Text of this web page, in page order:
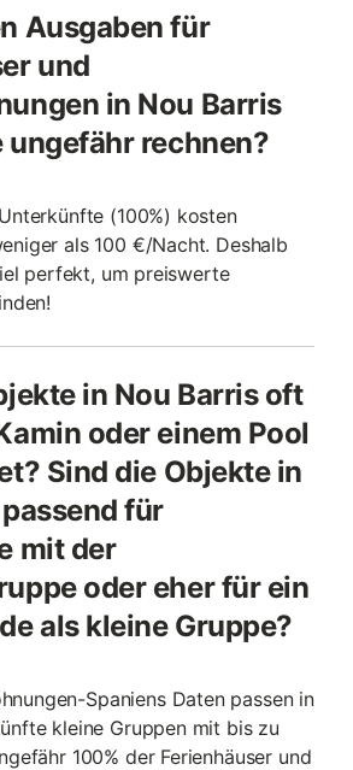
Ausgaben für
und
in Nou Barris
ungefähr rechnen?
(100%) kosten
als 100 €/Nacht. Deshalb
perfekt, um preiswerte
in Nou Barris oft
oder einem Pool
Sind die Objekte in
für
mit der
oder eher für ein
als kleine Gruppe?
Spaniens Daten passen in
kleine Gruppen mit bis zu
100% der Ferienhäuser und